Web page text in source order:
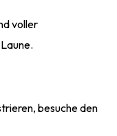
voller
besuche den